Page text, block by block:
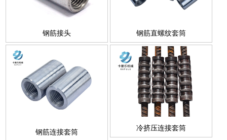
钢筋接头 钢筋直螺纹套筒
钢筋连接套筒
冷挤压连接套筒